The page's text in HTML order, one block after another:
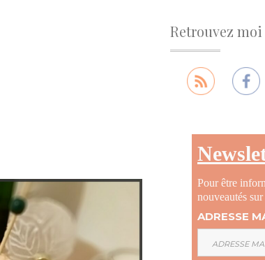
Retrouvez
Pour être
nouveautés
ADRESSE